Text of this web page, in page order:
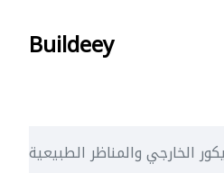
Buildeey
الخارجي والمناظر الطبيعية